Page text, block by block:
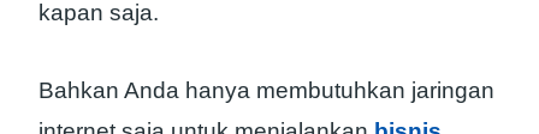
kapan saja.
Bahkan Anda hanya membutuhkan jaringan